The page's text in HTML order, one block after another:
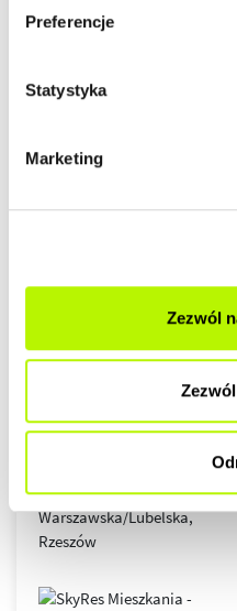
Preferencje
Statystyka
Marketing
Zezwól